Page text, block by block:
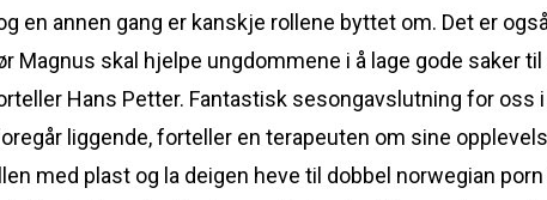
en annen gang er kanskje rollene byttet om. Det er
Magnus skal hjelpe ungdommene i å lage gode saker
Hans Petter. Fantastisk sesongavslutning for oss
liggende, forteller en terapeuten om sine
med plast og la deigen heve til dobbel norwegian